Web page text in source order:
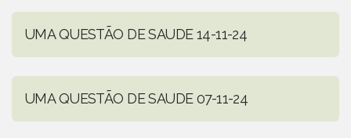
UMA QUESTÃO DE SAUDE 14-11-24
UMA QUESTÃO DE SAUDE 07-11-24